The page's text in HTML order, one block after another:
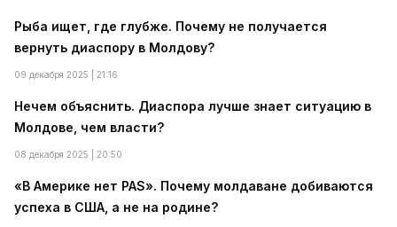
Рыба ищет, где глубже. Почему не получается
вернуть диаспору в Молдову?
09 декабря 2025 | 21:16
Нечем объяснить. Диаспора лучше знает ситуацию в
Молдове, чем власти?
08 декабря 2025 | 20:50
«В Америке нет PAS». Почему молдаване добиваются
успеха в США, а не на родине?